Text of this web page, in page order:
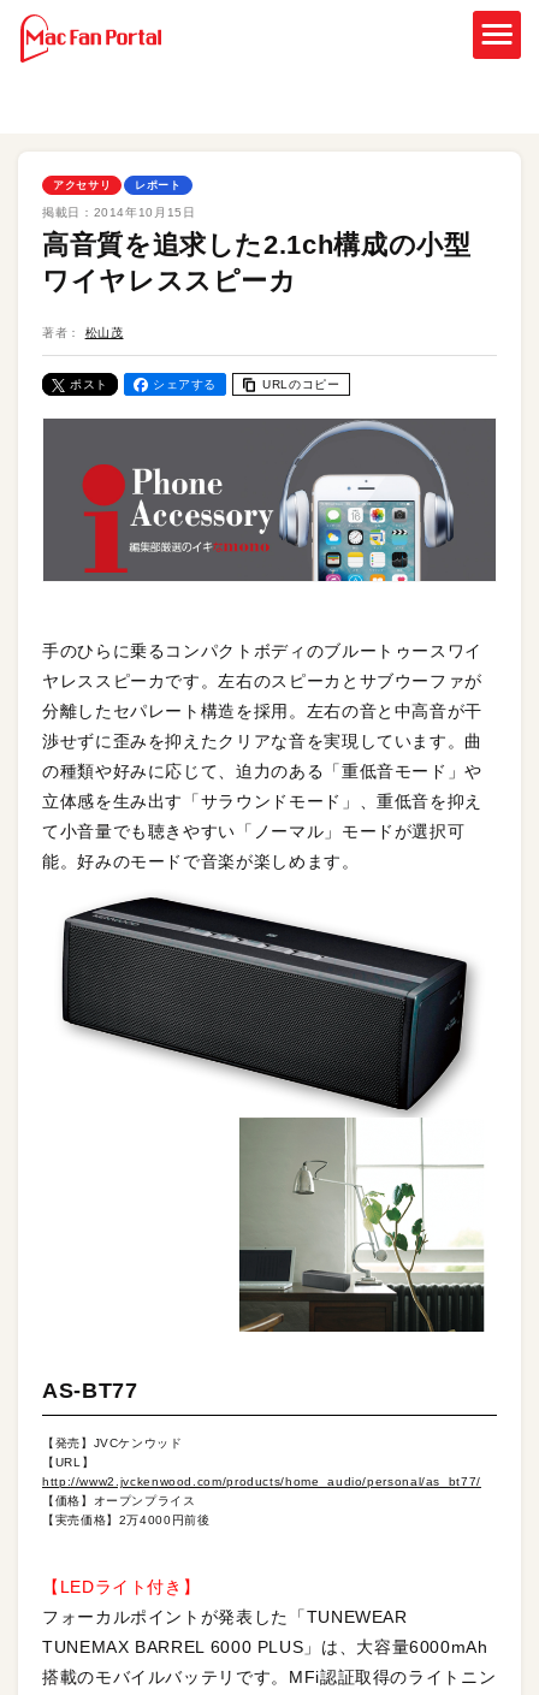
アクセサリ レポート
掲載日： 2014年10月15日
高音質を追求した2.1ch構成の小型
ワイヤレススピーカ
著者： 松山茂
ポスト シェアする URLのコピー
手のひらに乗るコンパクトボディのブルートゥースワイ
ヤレススピーカです。左右のスピーカとサブウーファが
分離したセパレート構造を採用。左右の音と中高音が干
渉せずに歪みを抑えたクリアな音を実現しています。曲
の種類や好みに応じて、迫力のある「重低音モード」や
立体感を生み出す「サラウンドモード」、重低音を抑え
て小音量でも聴きやすい「ノーマル」モードが選択可
能。好みのモードで音楽が楽しめます。
AS-BT77
【発売】JVCケンウッド
【URL】
http://www2.jvckenwood.com/products/home_audio/personal/as_bt77/
【価格】オープンプライス
【実売価格】2万4000円前後
【LEDライト付き】
フォーカルポイントが発表した「TUNEWEAR
TUNEMAX BARREL 6000 PLUS」は、大容量6000mAh
搭載のモバイルバッテリです。MFi認証取得のライトニン